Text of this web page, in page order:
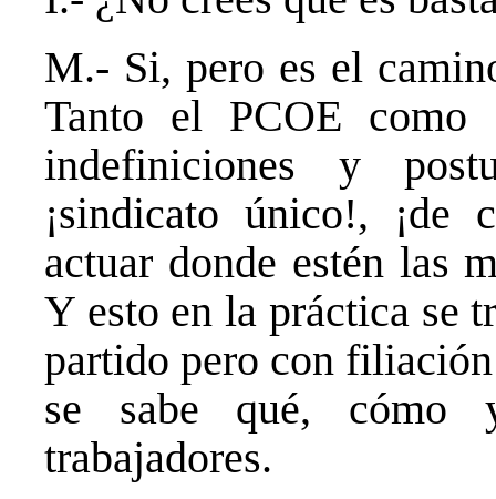
M.- Si, pero es el
Tanto el PCOE como
indefiniciones y
¡sindicato único!, ¡de
actuar donde estén las
Y esto en la práctica se
partido pero con
se sabe qué,
trabajadores.